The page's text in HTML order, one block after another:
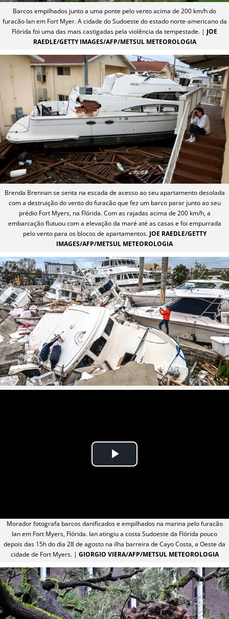
Barcos empilhados junto a uma ponte pelo vento acima de 200 km/h do
furacão Ian em Fort Myer. A cidade do Sudoeste do estado norte-americano da
Flórida foi uma das mais castigadas pela violência da tempestade. | JOE
RAEDLE/GETTY IMAGES/AFP/METSUL METEOROLOGIA
Brenda Brennan se senta na escada de acesso ao seu apartamento desolada
com a destruição do vento do furacão que fez um barco parar junto ao seu
prédio Fort Myers, na Flórida. Com as rajadas acima de 200 km/h, a
embarcação flutuou com a elevação da maré até as casas e foi empurrada
pelo vento para os blocos de apartamentos. JOE RAEDLE/GETTY
IMAGES/AFP/METSUL METEOROLOGIA
Morador fotografa barcos danificados e empilhados na marina pelo furacão
Ian em Fort Myers, Flórida. Ian atingiu a costa Sudoeste da Flórida pouco
depois das 15h do dia 28 de agosto na ilha barreira de Cayo Costa, a Oeste da
cidade de Fort Myers. | GIORGIO VIERA/AFP/METSUL METEOROLOGIA